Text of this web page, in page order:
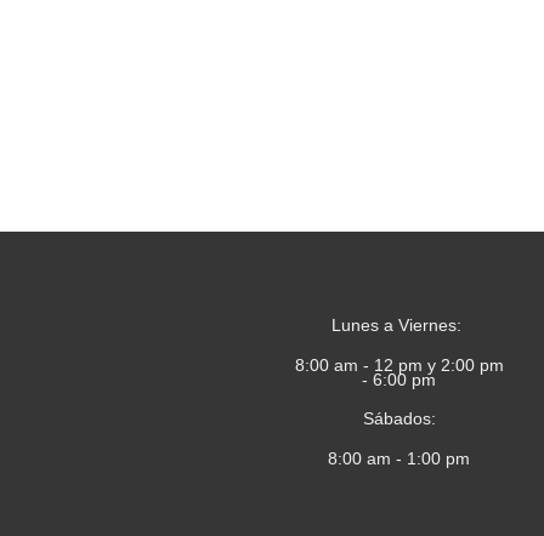
Lunes a Viernes:
8:00 am - 12 pm y 2:00 pm
- 6:00 pm
Sábados:
8:00 am - 1:00 pm